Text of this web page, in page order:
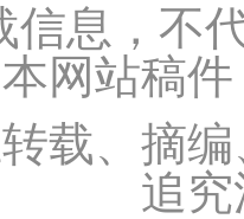
信息，不
本网站稿
载、摘
追